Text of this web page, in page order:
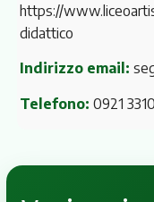
https://
didattico
Indirizzo email:
Telefono: 0921